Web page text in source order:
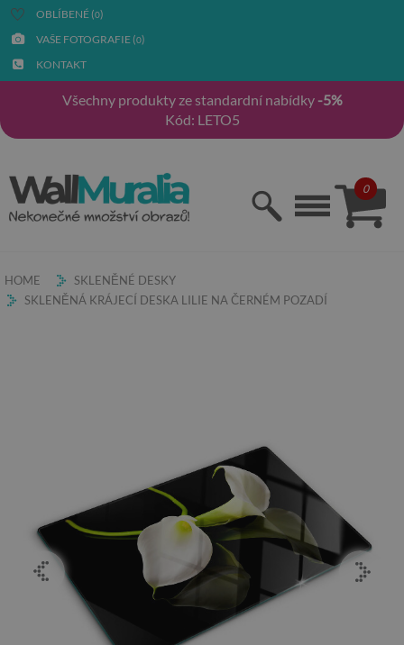
OBLÍBENÉ (0)
VAŠE FOTOGRAFIE (0)
KONTAKT
Všechny produkty ze standardní nabídky -5%
Kód: LETO5
0
HOME
SKLENĚNÉ DESKY
SKLENĚNÁ KRÁJECÍ DESKA LILIE NA ČERNÉM POZADÍ